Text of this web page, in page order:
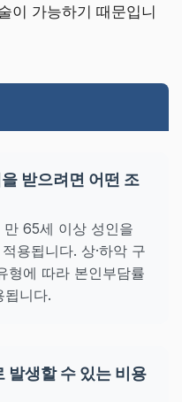
이 가능하기 때문입니
받으려면 어떤 조
65세 이상 성인을
용됩니다. 상·하악 구
형에 따라 본인부담률
니다.
발생할 수 있는 비용